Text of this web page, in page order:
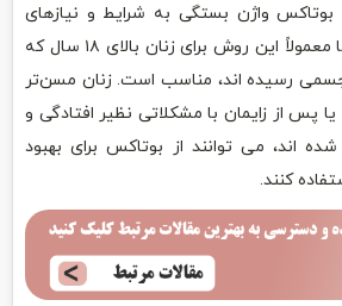
واژن بستگی به شرایط و نیازهای
فردی هر شخص دارد، اما معمولاً این روش برای زنان بالای ۱۸ سال که
رسیده اند، مناسب است. زنان مسن‌تر
پس از زایمان با مشکلاتی نظیر افتادگی و
اند، می توانند از بوتاکس برای بهبود
کنند.